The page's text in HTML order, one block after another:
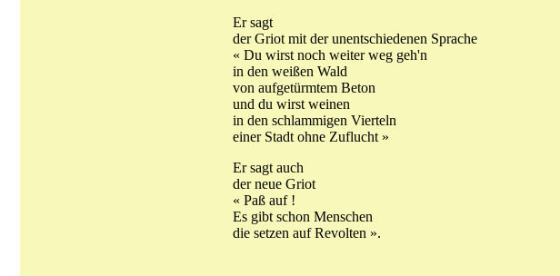
Er sagt
der Griot mit der unentschiedenen Sprache
« Du wirst noch weiter weg geh'n
in den weißen Wald
von aufgetürmtem Beton
und du wirst weinen
in den schlammigen Vierteln
einer Stadt ohne Zuflucht »
Er sagt auch
der neue Griot
« Paß auf !
Es gibt schon Menschen
die setzen auf Revolten ».